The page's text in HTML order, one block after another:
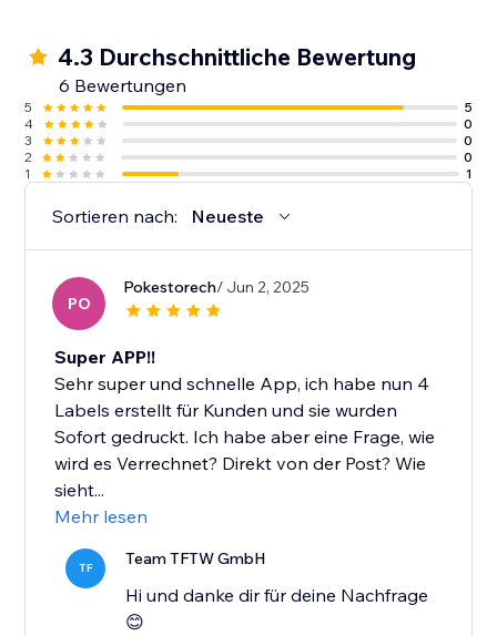
4.3 Durchschnittliche Bewertung
6 Bewertungen
5
5
4
0
3
0
2
0
1
1
Sortieren nach: Neueste
PO
Pokestorech/ Jun 2, 2025
Super APP!!
Sehr super und schnelle App, ich habe nun 4
Labels erstellt für Kunden und sie wurden
Sofort gedruckt. Ich habe aber eine Frage, wie
wird es Verrechnet? Direkt von der Post? Wie
sieht...
Mehr lesen
TF Team TFTW GmbH
Hi und danke dir für deine Nachfrage
😊